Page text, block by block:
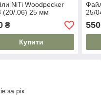
NiTi Woodpecker
(20/.06) 25 мм
₴
Купити
25/
550
за рік